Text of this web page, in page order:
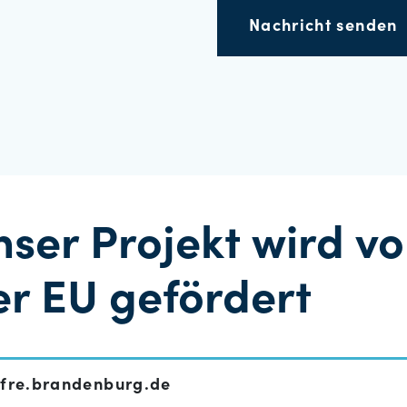
Nachricht senden
Projekt wird
EU gefördert